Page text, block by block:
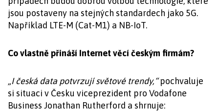
jsou postaveny na stejných standardech jako 5G.
Například LTE-M (Cat-M1) a NB-IoT.
Co vlastně přináší Internet věcí českým firmám?
„I česká data potvrzují světové trendy,“pochvaluje
si situaci v Česku viceprezident pro Vodafone
Business Jonathan Rutherford a shrnuje: